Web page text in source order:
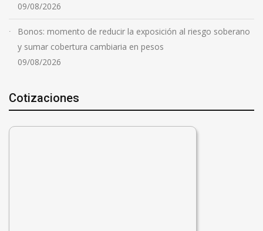
09/08/2026
Bonos: momento de reducir la exposición al riesgo soberano
y sumar cobertura cambiaria en pesos
09/08/2026
Cotizaciones